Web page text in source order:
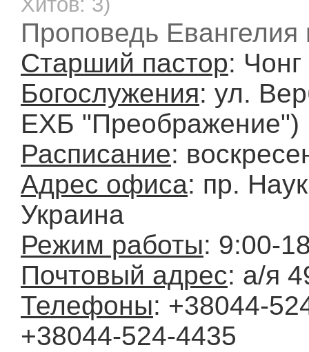
Проповедь
Старший пастор:
Богослужения: ул.
ЕХБ "Преображение")
Расписание:
Адрес офиса: пр.
Украина
Режим работы: 9:00-
Почтовый адрес: а/я
Телефоны: +38044-
+38044-524-4435